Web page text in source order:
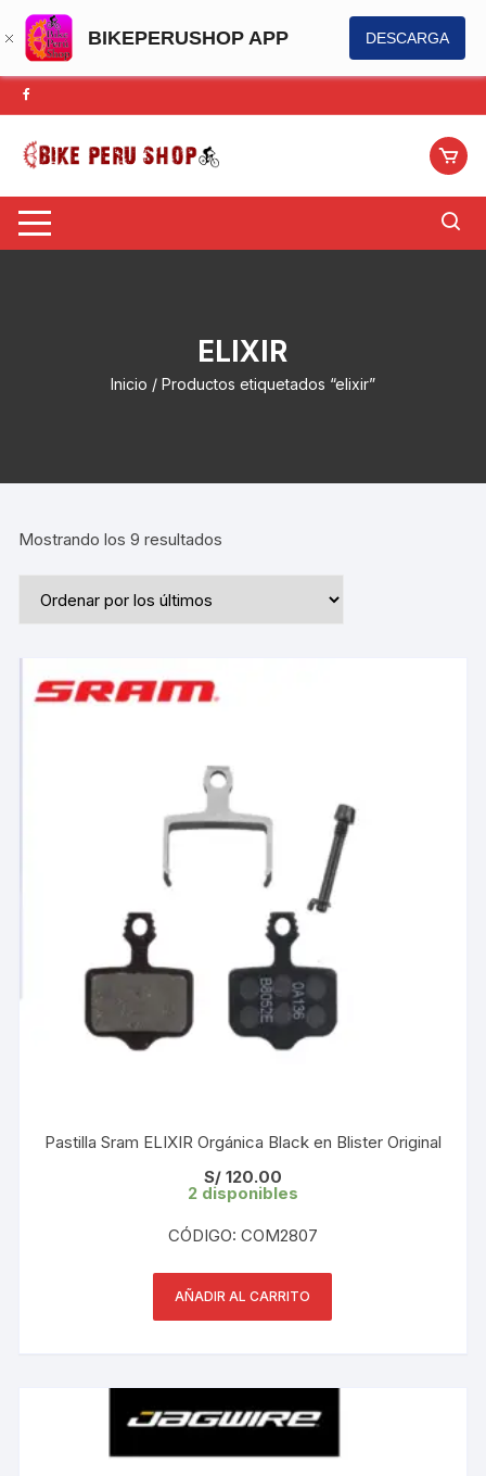
BIKEPERUSHOP APP DESCARGA
Saltar
al
contenido
ELIXIR
Inicio / Productos etiquetados “elixir”
Mostrando los 9 resultados
Pastilla Sram ELIXIR Orgánica Black en Blister Original
S/120.00
2 disponibles
CÓDIGO: COM2807
AÑADIR AL CARRITO